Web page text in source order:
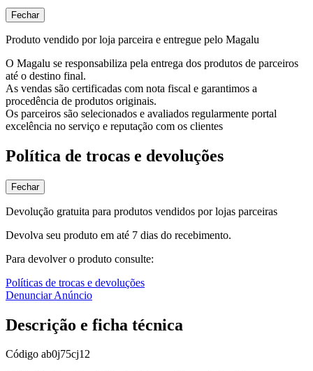
Fechar
Produto vendido por loja parceira e entregue pelo Magalu
O Magalu se responsabiliza pela entrega dos produtos de parceiros
até o destino final.
As vendas são certificadas com nota fiscal e garantimos a
procedência de produtos originais.
Os parceiros são selecionados e avaliados regularmente portal
excelência no serviço e reputação com os clientes
Política de trocas e devoluções
Fechar
Devolução gratuita para produtos vendidos por lojas parceiras
Devolva seu produto em até 7 dias do recebimento.
Para devolver o produto consulte:
Políticas de trocas e devoluções
Denunciar Anúncio
Descrição e ficha técnica
Código ab0j75cj12